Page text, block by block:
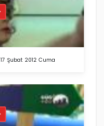
17 Şubat 2012 Cuma